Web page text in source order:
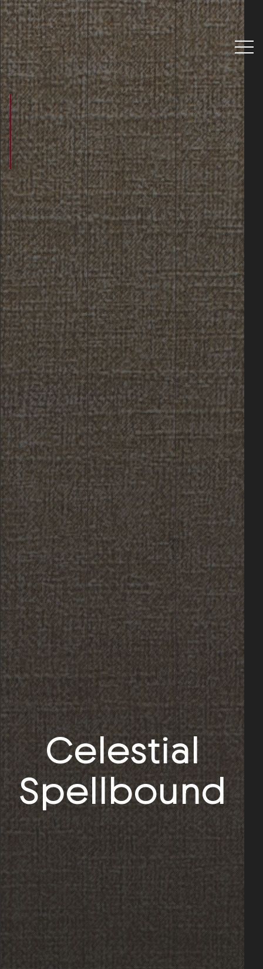
Celestial
Spellbound